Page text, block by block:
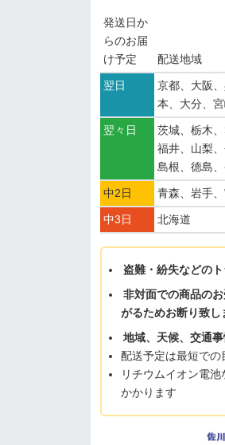
発送日か
らのお届
け予定
配送地域
翌日
京都、大阪
本、大分、
翌々日
茨城、栃木
福井、山梨
島根、徳島
中2日 青森、岩手
中3日 北海道
盗難・紛失などの
非対面での商品の
がるためお断り致し
地域、天候、交通
配送予定は最短での
リチウムイオン電
かかります